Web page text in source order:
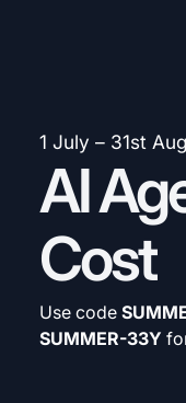
1 July – 31st
AI
Cost
Use code
SUMMER-33Y